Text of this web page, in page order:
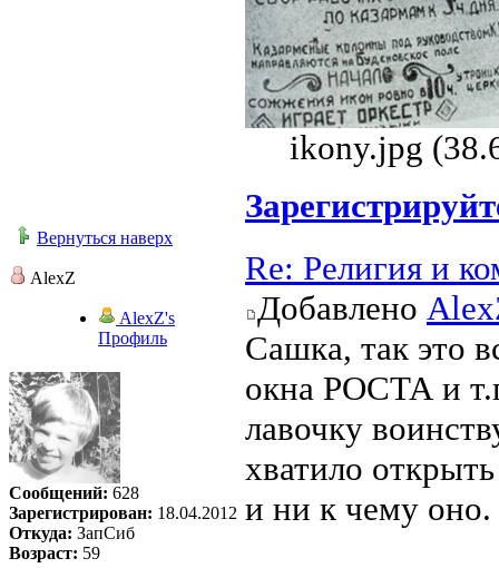
ikony.jpg
Вернуться наверх
AlexZ
AlexZ's
Профиль
Сообщений: 628
Зарегистрирован: 18.04.2012
Откуда: ЗапСиб
Возраст: 59
Re: Религия и
Добавлено
Сашка, так это
окна РОСТА и
лавочку
хватило
и ни к чему оно.